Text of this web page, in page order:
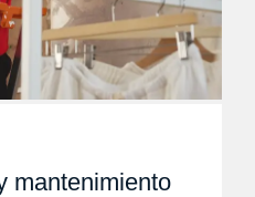
mantenimiento